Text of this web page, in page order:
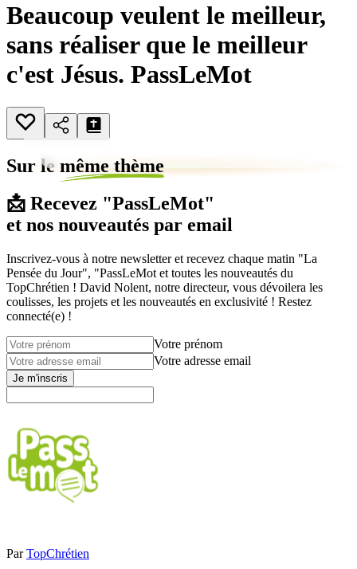
Beaucoup veulent le meilleur,
sans réaliser que le meilleur
c'est Jésus. PassLeMot
Sur le même thème
📩 Recevez "PassLeMot"
et nos nouveautés par email
Inscrivez-vous à notre newsletter et recevez chaque matin "La
Pensée du Jour", "PassLeMot et toutes les nouveautés du
TopChrétien ! David Nolent, notre directeur, vous dévoilera les
coulisses, les projets et les nouveautés en exclusivité ! Restez
connecté(e) !
Votre prénom
Votre adresse email
Je m'inscris
Par TopChrétien